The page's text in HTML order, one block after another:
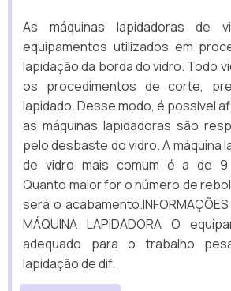
As máquinas lapidadoras de
equipamentos utilizados em
lapidação da borda do vidro. Todo
os procedimentos de corte,
lapidado. Desse modo, é possível
as máquinas lapidadoras são
pelo desbaste do vidro. A máquina
de vidro mais comum é a de 9
Quanto maior for o número de
será o acabamento.INFORMAÇÕES
MÁQUINA LAPIDADORA O
adequado para o trabalho
lapidação de dif.